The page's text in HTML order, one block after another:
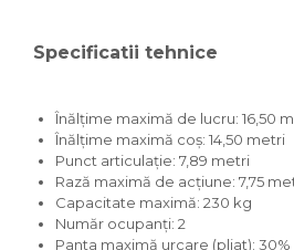
Specificatii tehnice
Înălțime maximă de lucru: 16,50
Înălțime maximă coș: 14,50 metri
Punct articulație: 7,89 metri
Rază maximă de acțiune: 7,75
Capacitate maximă: 230 kg
Număr ocupanți: 2
Panta maximă urcare (pliat): 30%